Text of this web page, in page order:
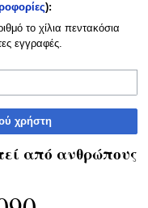
):
το χίλια πεντακόσια
εγγραφές.
χρήστη
από ανθρώπους